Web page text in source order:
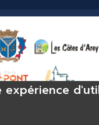
Les Côtes
expérience